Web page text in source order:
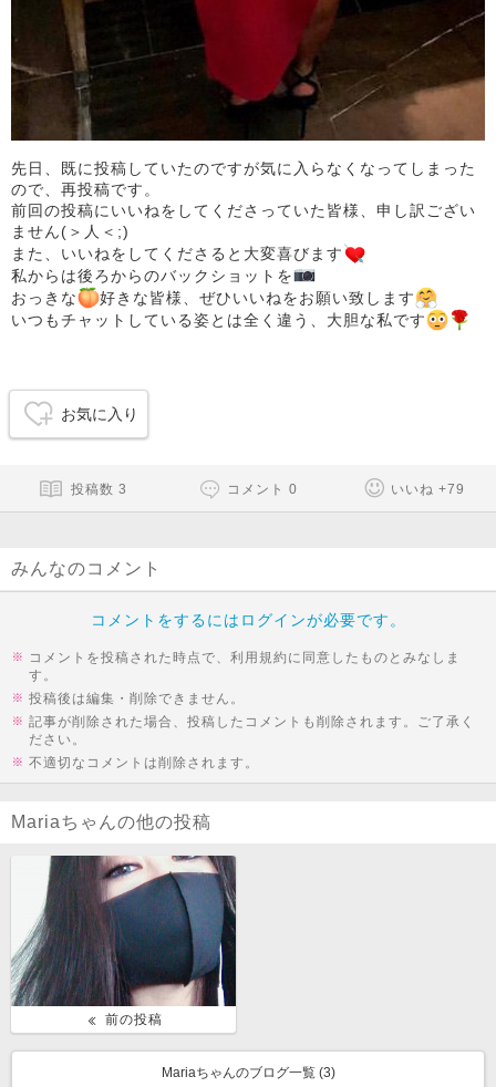
先日、既に投稿していたのですが気に入らなくなってしまった
ので、再投稿です。
前回の投稿にいいねをしてくださっていた皆様、申し訳ござい
ません(＞人＜;)
また、いいねをしてくださると大変喜びます
私からは後ろからのバックショットを
おっきな
好きな皆様、ぜひいいねをお願い致します
いつもチャットしている姿とは全く違う、大胆な私です
お気に入り
投稿数 3 コメント 0 いいね +79
みんなのコメント
コメントをするにはログインが必要です。
コメントを投稿された時点で、利用規約に同意したものとみなしま
す。
投稿後は編集・削除できません。
記事が削除された場合、投稿したコメントも削除されます。ご了承く
ださい。
不適切なコメントは削除されます。
Mariaちゃんの他の投稿
前の投稿
Mariaちゃんのブログ一覧 (3)